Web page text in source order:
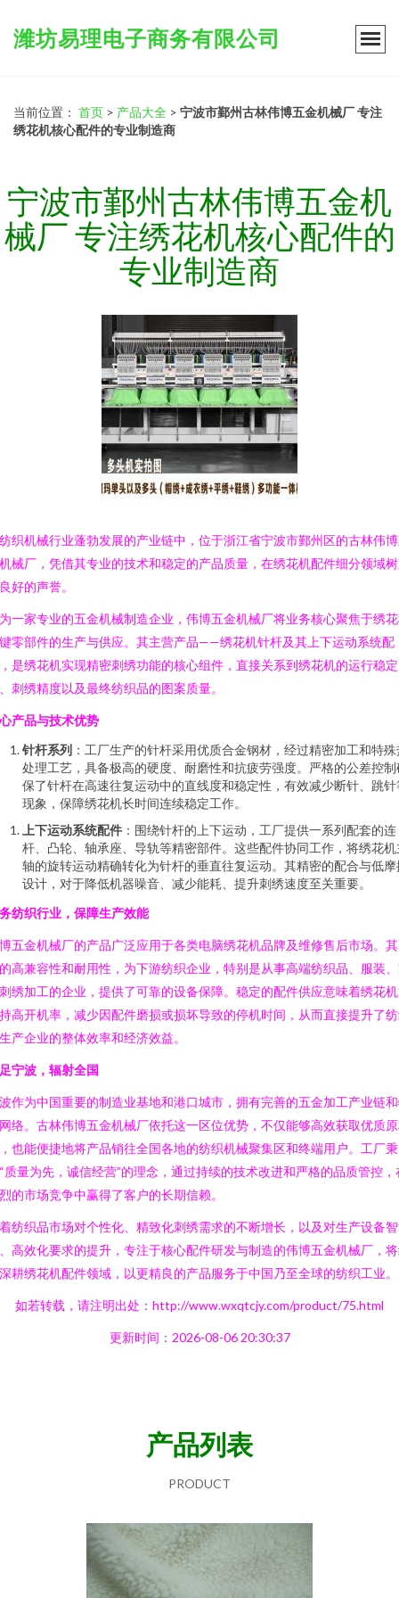
潍坊易理电子商务有限公司
当前位置： 首页 > 产品大全 > 宁波市鄞州古林伟博五金机械厂 专注
绣花机核心配件的专业制造商
宁波市鄞州古林伟博五金机
械厂 专注绣花机核心配件的
专业制造商
织机械行业蓬勃发展的产业链中，位于浙江省宁波市鄞州区的古林伟
械厂，凭借其专业的技术和稳定的产品质量，在绣花机配件细分领域
好的声誉。
一家专业的五金机械制造企业，伟博五金机械厂将业务核心聚焦于绣
零部件的生产与供应。其主营产品——绣花机针杆及其上下运动系统配
是绣花机实现精密刺绣功能的核心组件，直接关系到绣花机的运行稳定
刺绣精度以及最终纺织品的图案质量。
产品与技术优势
针杆系列 ：工厂生产的针杆采用优质合金钢材，经过精密加工和特殊
处理工艺，具备极高的硬度、耐磨性和抗疲劳强度。严格的公差控制
保了针杆在高速往复运动中的直线度和稳定性，有效减少断针、跳针
现象，保障绣花机长时间连续稳定工作。
上下运动系统配件 ：围绕针杆的上下运动，工厂提供一系列配套的连
杆、凸轮、轴承座、导轨等精密部件。这些配件协同工作，将绣花机
轴的旋转运动精确转化为针杆的垂直往复运动。其精密的配合与低摩
设计，对于降低机器噪音、减少能耗、提升刺绣速度至关重要。
纺织行业，保障生产效能
五金机械厂的产品广泛应用于各类电脑绣花机品牌及维修售后市场。
高兼容性和耐用性，为下游纺织企业，特别是从事高端纺织品、服装
绣加工的企业，提供了可靠的设备保障。稳定的配件供应意味着绣花
高开机率，减少因配件磨损或损坏导致的停机时间，从而直接提升了
产企业的整体效率和经济效益。
宁波，辐射全国
作为中国重要的制造业基地和港口城市，拥有完善的五金加工产业链
络。古林伟博五金机械厂依托这一区位优势，不仅能够高效获取优质
也能便捷地将产品销往全国各地的纺织机械聚集区和终端用户。工厂秉
质量为先，诚信经营”的理念，通过持续的技术改进和严格的品质管控，
的市场竞争中赢得了客户的长期信赖。
纺织品市场对个性化、精致化刺绣需求的不断增长，以及对生产设备
高效化要求的提升，专注于核心配件研发与制造的伟博五金机械厂，
耕绣花机配件领域，以更精良的产品服务于中国乃至全球的纺织工业。
如若转载，请注明出处：http://www.wxqtcjy.com/product/75.html
更新时间：2026-08-06 20:30:37
产品列表
PRODUCT